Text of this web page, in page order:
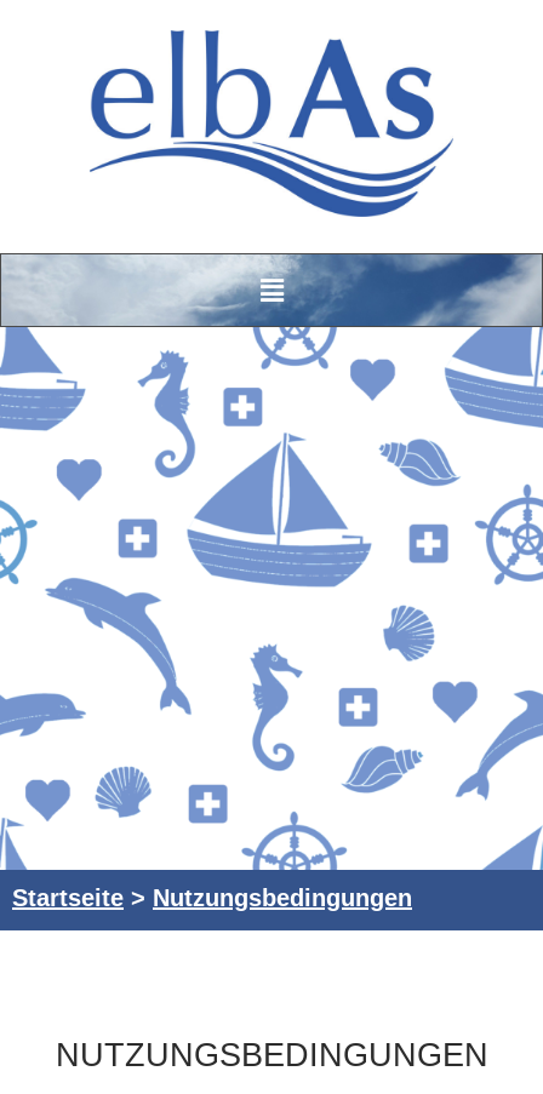
Startseite > Nutzungsbedingungen
NUTZUNGSBEDINGUNGEN